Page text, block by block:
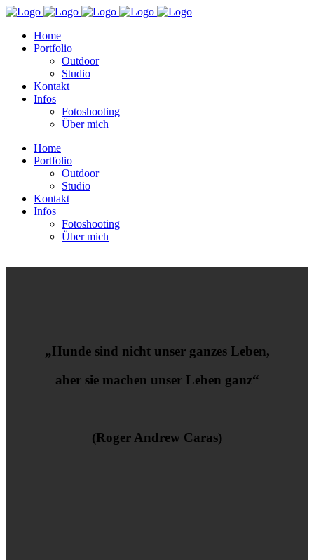
Home
Portfolio
Outdoor
Studio
Kontakt
Infos
Fotoshooting
Über mich
Home
Portfolio
Outdoor
Studio
Kontakt
Infos
Fotoshooting
Über mich
„Hunde sind nicht unser ganzes Leben,
aber sie machen unser Leben ganz“
(Roger Andrew Caras)